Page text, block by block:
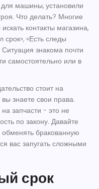
машины, установили
Что делать? Многие
контакты магазина,
срок», «Есть следы
Ситуация знакома почти
самостоятельно или в
стоит на
знаете свои права.
запчасти - это не
по закону. Давайте
обменять бракованную
вас запугать сложными
срок